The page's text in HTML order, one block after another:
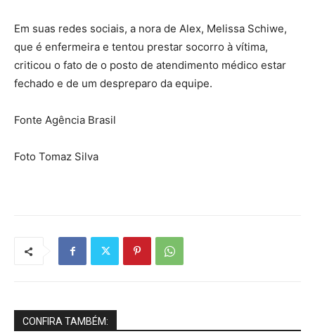
Em suas redes sociais, a nora de Alex, Melissa Schiwe,
que é enfermeira e tentou prestar socorro à vítima,
criticou o fato de o posto de atendimento médico estar
fechado e de um despreparo da equipe.
Fonte Agência Brasil
Foto Tomaz Silva
CONFIRA TAMBÉM: